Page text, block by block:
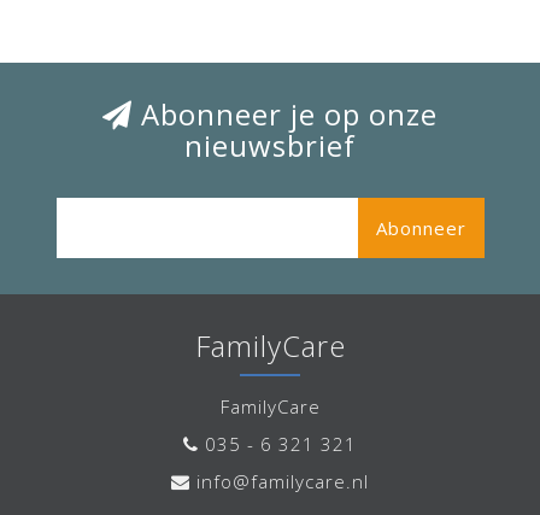
Abonneer je op onze
nieuwsbrief
Abonneer
FamilyCare
FamilyCare
035 - 6 321 321
info@familycare.nl